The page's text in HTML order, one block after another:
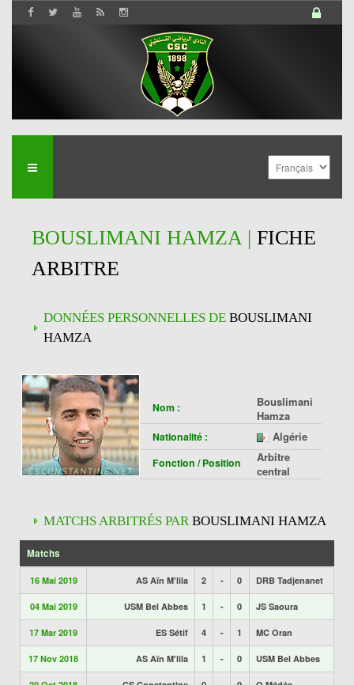
BOUSLIMANI HAMZA | FICHE
ARBITRE
DONNÉES PERSONNELLES DE BOUSLIMANI
HAMZA
Nom :
Bouslimani
Hamza
Nationalité : Algérie
Fonction / Position
Arbitre
central
MATCHS ARBITRÉS PARBOUSLIMANI HAMZA
Matchs
16 Mai 2019 AS Aïn M'lila 2 - 0 DRB Tadjenanet
04 Mai 2019 USM Bel Abbes 1 - 0 JS Saoura
17 Mar 2019 ES Sétif 4 - 1 MC Oran
17 Nov 2018 AS Aïn M'lila 1 - 0 USM Bel Abbes